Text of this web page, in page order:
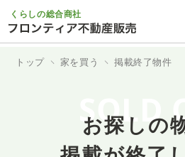
くらしの総合商社
トップ 家を買う 掲載終了物件
SOLD
お探しの